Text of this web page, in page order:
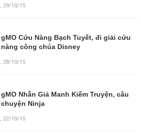
, 29/10/15
gMO Cứu Nàng Bạch Tuyết, đi giải cứu
nàng công chúa Disney
, 28/10/15
gMO Nhẫn Giả Manh Kiếm Truyện, câu
chuyện Ninja
, 22/10/15